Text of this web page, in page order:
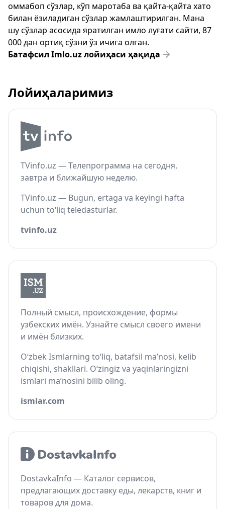
оммабоп сўзлар, кўп маротаба ва қайта-қайта хато
билан ёзиладиган сўзлар жамлаштирилган. Мана
шу сўзлар асосида яратилган имло луғати сайти, 87
000 дан ортиқ сўзни ўз ичига олган.
Батафсил Imlo.uz лойиҳаси ҳақида
Лойиҳаларимиз
TVinfo.uz — Телепрограмма на сегодня,
завтра и ближайшую неделю.
TVinfo.uz — Bugun, ertaga va keyingi hafta
uchun to‘liq teledasturlar.
tvinfo.uz
Полный смысл, происхождение, формы
узбекских имён. Узнайте смысл своего имени
и имён близких.
O‘zbek Ismlarning to‘liq, batafsil ma’nosi, kelib
chiqishi, shakllari. O‘zingiz va yaqinlaringizni
ismlari ma’nosini bilib oling.
ismlar.com
DostavkaInfo — Каталог сервисов,
предлагающих доставку еды, лекарств, книг и
товаров для дома.